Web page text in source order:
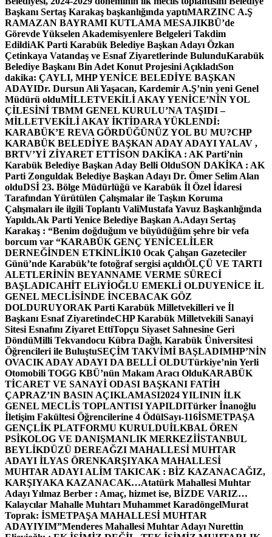
Başkanı Sertaş Karakaş başkanlığında yaptıMARZINC A.Ş
RAMAZAN BAYRAMI KUTLAMA MESAJIKBÜ’de
Görevde Yükselen Akademisyenlere Belgeleri Takdim
EdildiAK Parti Karabük Belediye Başkan Adayı Özkan
Çetinkaya Vatandaş ve Esnaf Ziyaretlerinde BulunduKarabük
Belediye Başkanı Bin Adet Konut Projesini AçıkladıSon
dakika: ÇAYLI, MHP YENİCE BELEDİYE BAŞKAN
ADAYIDr. Dursun Ali Yaşacan, Kardemir A.Ş’nin yeni Genel
Müdürü olduMİLLETVEKİLİ AKAY YENİCE’NİN YOL
ÇİLESİNİ TBMM GENEL KURULU’NA TAŞIDI –
MİLLETVEKİLİ AKAY İKTİDARA YÜKLENDİ:
KARABÜK’E REVA GÖRDÜĞÜNÜZ YOL BU MU?CHP
KARABÜK BELEDİYE BAŞKAN ADAY ADAYI YALAV ,
BRTV’Yİ ZİYARET ETTİSON DAKİKA : AK Parti’nin
Karabük Belediye Başkan Aday Belli OlduSON DAKİKA : AK
Parti Zonguldak Belediye Başkan Adayı Dr. Ömer Selim Alan
olduDSİ 23. Bölge Müdürlüğü ve Karabük İl Özel İdaresi
Tarafından Yürütülen Çalışmalar ile Taşkın Koruma
Çalışmaları ile ilgili Toplantı ValiMustafa Yavuz Başkanlığında
Yapıldı.Ak Parti Yenice Belediye Başkan A.Adayı Sertaş
Karakaş : “Benim doğduğum ve büyüdüğüm şehre bir vefa
borcum var “KARABÜK GENÇ YENİCELİLER
DERNEĞİNDEN ETKİNLİK10 Ocak Çalışan Gazeteciler
Günü’nde Karabük’te fotoğraf sergisi açıldıÖLÇÜ VE TARTI
ALETLERİNİN BEYANNAME VERME SÜRECİ
BAŞLADICAHİT ELiYİOĞLU EMEKLİ OLDUYENİCE İL
GENEL MECLİSİNDE İNCEBACAK GÖZ
DOLDURUYORAK Parti Karabük Milletvekilleri ve İl
Başkanı Esnaf ZiyaretindeCHP Karabük Milletvekili Sanayi
Sitesi Esnafını Ziyaret EttiTopçu Siyaset Sahnesine Geri
DöndüMilli Tekvandocu Kübra Dağlı, Karabük Üniversitesi
Öğrencileri ile BuluştuSEÇİM TAKVİMİ BAŞLADIMHP’NİN
OVACIK ADAY ADAYI DA BELLİ OLDUTürkiye’nin Yerli
Otomobili TOGG KBÜ’nün Makam Aracı OlduKARABÜK
TİCARET VE SANAYİ ODASI BAŞKANI FATİH
ÇAPRAZ’IN BASIN AÇIKLAMASI2024 YILININ İLK
GENEL MECLİS TOPLANTISI YAPILDITürker İnanoğlu
İletişim Fakültesi Öğrencilerine 4 ÖdülSayı-116İSMETPAŞA
GENÇLİK PLATFORMU KURULDUİLKBAL ÖREN
PSİKOLOG VE DANIŞMANLIK MERKEZİİSTANBUL
BEYLİKDÜZÜ DEREAĞZI MAHALLESİ MUHTAR
ADAYI İLYAS ÖRENKARŞIYAKA MAHALLESİ
MUHTAR ADAYI ALİM TAKICAK : BİZ KAZANACAĞIZ,
KARŞIYAKA KAZANACAK…Atatürk Mahallesi Muhtar
Adayı Yılmaz Berber : Amaç, hizmet ise, BİZDE VARIZ…
Kalaycılar Mahalle Muhtarı Muhammet KaradöngelMurat
Toprak: İSMETPAŞA MAHALLESİ MUHTAR
ADAYIYIM”Menderes Mahallesi Muhtar Adayı Nurettin